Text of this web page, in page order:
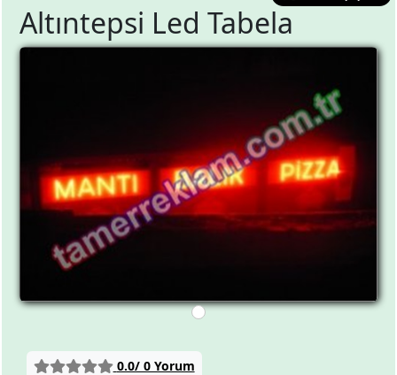
Altıntepsi Led Tabela
0.0/ 0 Yorum